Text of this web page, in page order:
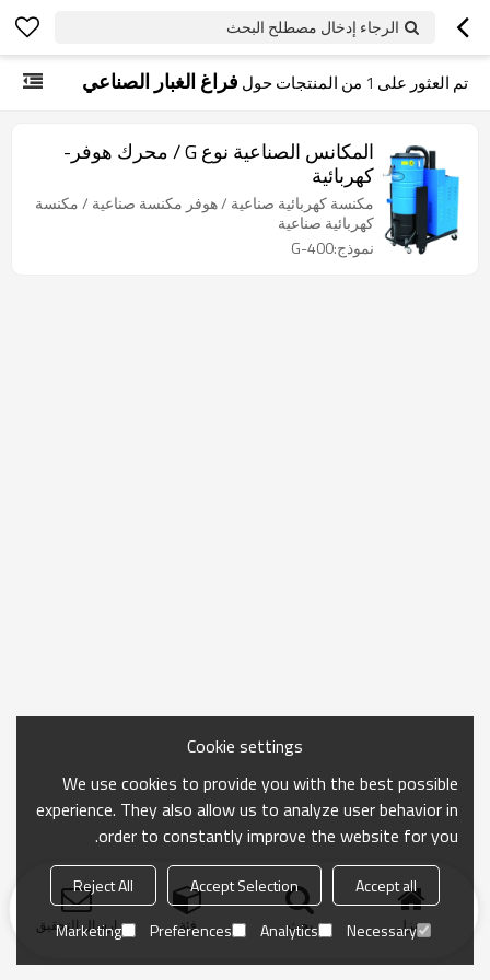
الرجاء إدخال مصطلح البحث
تم العثور على 1 من المنتجات حول فراغ الغبار الصناعي
المكانس الصناعية نوع G / محرك هوفر-
كهربائية
مكنسة كهربائية صناعية / هوفر مكنسة صناعية / مكنسة
كهربائية صناعية
نموذج:G-400
منزل بحث فئة ارسال التحقيق
Cookie settings
We use cookies to provide you with the best possible
experience. They also allow us to analyze user behavior in
order to constantly improve the website for you.
Accept all
Accept Selection
Reject All
Necessary
Analytics
Preferences
Marketing